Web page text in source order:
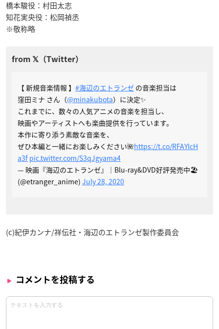
橋本駿役：村田太志
知花実央役：松岡禎丞
※敬称略
【 新規音楽情報 】 #海辺のエトランゼ の音楽担当は
窪田ミナ さん（@minakubota）に決定✨
これまでに、数々の人気アニメの音楽を担当し、
映画やアーティストへも楽曲提供を行っています。
本作に寄り添う素敵な音楽を、
ぜひ本編と一緒にお楽しみください🌺https://t.co/RFAYIcH
a3f pic.twitter.com/S3qJgyama4
— 映画『海辺のエトランゼ』｜Blu-ray&DVD好評発売中🏖
(@etranger_anime) July 28, 2020
(c)紀伊カンナ/祥伝社・海辺のエトランゼ製作委員会
コメントを投稿する